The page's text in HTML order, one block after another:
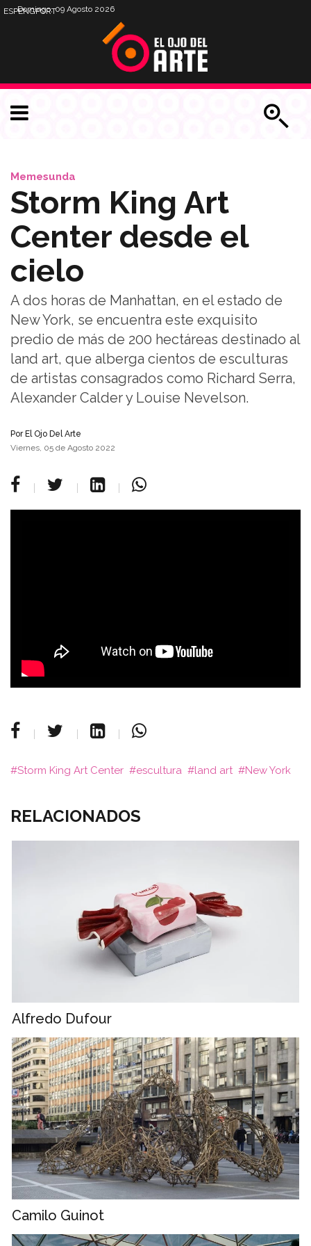
Domingo, 09 Agosto 2026
ESPENGPORT
Memesunda
Storm King Art
Center desde el
cielo
A dos horas de Manhattan, en el estado de
New York, se encuentra este exquisito
predio de más de 200 hectáreas destinado al
land art, que alberga cientos de esculturas
de artistas consagrados como Richard Serra,
Alexander Calder y Louise Nevelson.
Por El Ojo Del Arte
Viernes, 05 de Agosto 2022
Storm King Art Center escultura land art New York
RELACIONADOS
Alfredo Dufour
Camilo Guinot